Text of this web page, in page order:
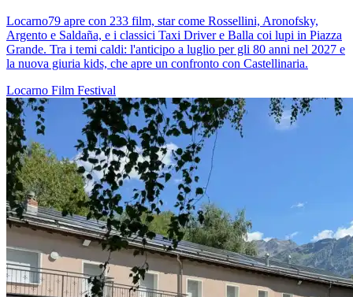
Locarno79 apre con 233 film, star come Rossellini, Aronofsky,
Argento e Saldaña, e i classici Taxi Driver e Balla coi lupi in Piazza
Grande. Tra i temi caldi: l'anticipo a luglio per gli 80 anni nel 2027 e
la nuova giuria kids, che apre un confronto con Castellinaria.
Locarno Film Festival